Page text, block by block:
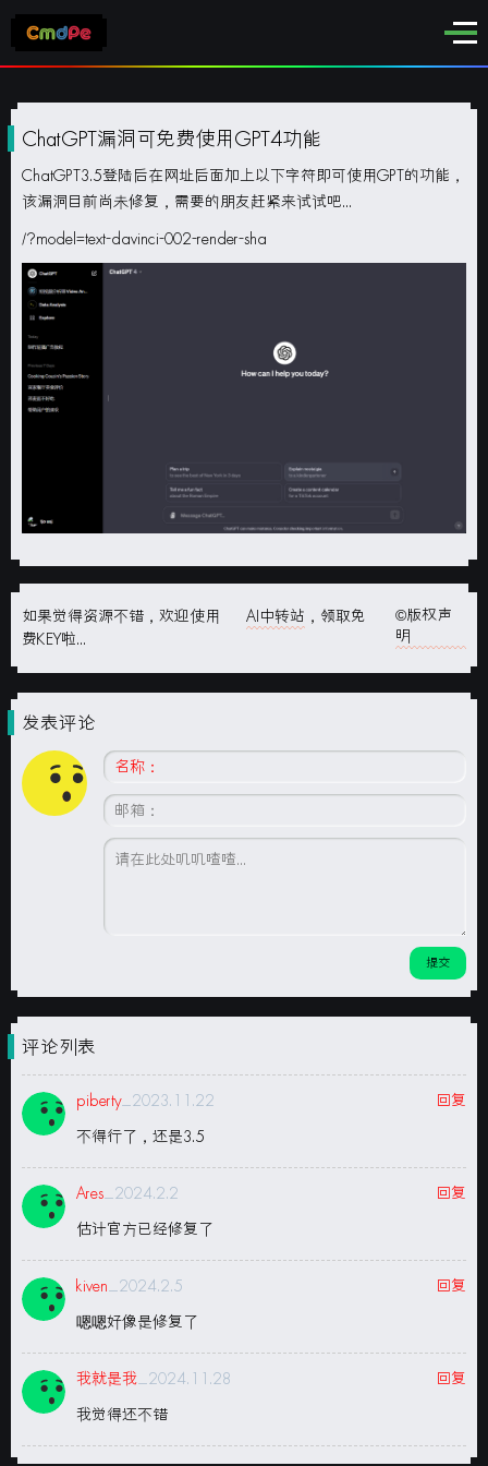
ChatGPT漏洞可免费使用GPT4功能
ChatGPT3.5登陆后在网址后面加上以下字符即可使用GPT的功能，
该漏洞目前尚未修复，需要的朋友赶紧来试试吧...
/?model=text-davinci-002-render-sha
如果觉得资源不错，欢迎使用 AI中转站 ，领取免
费KEY啦...
©版权声
明
发表评论
评论列表
piberty_2023.11.22
回复
不得行了，还是3.5
Ares_2024.2.2
回复
估计官方已经修复了
kiven_2024.2.5
回复
嗯嗯好像是修复了
我就是我_2024.11.28
回复
我觉得还不错